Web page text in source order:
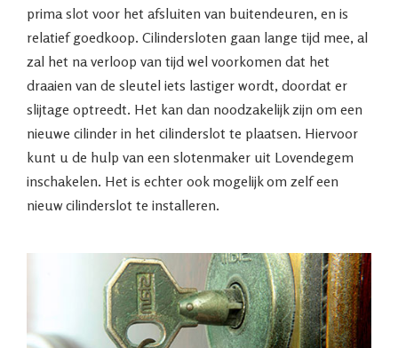
prima slot voor het afsluiten van buitendeuren, en is
relatief goedkoop. Cilindersloten gaan lange tijd mee, al
zal het na verloop van tijd wel voorkomen dat het
draaien van de sleutel iets lastiger wordt, doordat er
slijtage optreedt. Het kan dan noodzakelijk zijn om een
nieuwe cilinder in het cilinderslot te plaatsen. Hiervoor
kunt u de hulp van een slotenmaker uit Lovendegem
inschakelen. Het is echter ook mogelijk om zelf een
nieuw cilinderslot te installeren.